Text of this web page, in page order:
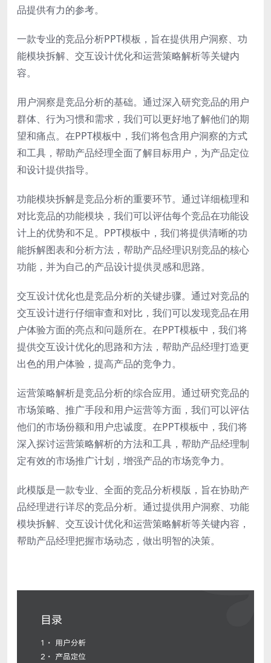
品提供有力的参考。
一款专业的竞品分析PPT模板，旨在提供用户洞察、功
能模块拆解、交互设计优化和运营策略解析等关键内
容。
用户洞察是竞品分析的基础。通过深入研究竞品的用户
群体、行为习惯和需求，我们可以更好地了解他们的期
望和痛点。在PPT模板中，我们将包含用户洞察的方式
和工具，帮助产品经理全面了解目标用户，为产品定位
和设计提供指导。
功能模块拆解是竞品分析的重要环节。通过详细梳理和
对比竞品的功能模块，我们可以评估每个竞品在功能设
计上的优势和不足。PPT模板中，我们将提供清晰的功
能拆解图表和分析方法，帮助产品经理识别竞品的核心
功能，并为自己的产品设计提供灵感和思路。
交互设计优化也是竞品分析的关键步骤。通过对竞品的
交互设计进行仔细审查和对比，我们可以发现竞品在用
户体验方面的亮点和问题所在。在PPT模板中，我们将
提供交互设计优化的思路和方法，帮助产品经理打造更
出色的用户体验，提高产品的竞争力。
运营策略解析是竞品分析的综合应用。通过研究竞品的
市场策略、推广手段和用户运营等方面，我们可以评估
他们的市场份额和用户忠诚度。在PPT模板中，我们将
深入探讨运营策略解析的方法和工具，帮助产品经理制
定有效的市场推广计划，增强产品的市场竞争力。
此模版是一款专业、全面的竞品分析模版，旨在协助产
品经理进行详尽的竞品分析。通过提供用户洞察、功能
模块拆解、交互设计优化和运营策略解析等关键内容，
帮助产品经理把握市场动态，做出明智的决策。